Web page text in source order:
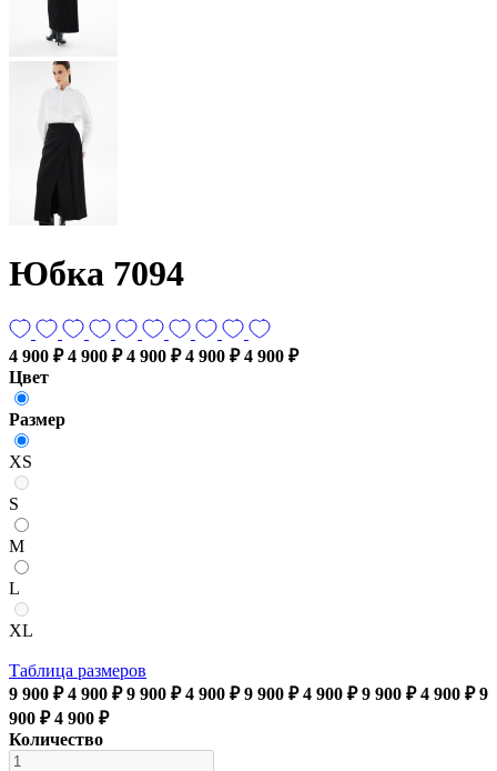
Юбка 7094
4 900 ₽ 4 900 ₽ 4 900 ₽ 4 900 ₽ 4 900 ₽
Цвет
Размер
XS
S
M
L
XL
Таблица размеров
9 900 ₽ 4 900 ₽ 9 900 ₽ 4 900 ₽ 9 900 ₽ 4 900 ₽ 9 900 ₽ 4 900 ₽ 9
900 ₽ 4 900 ₽
Количество